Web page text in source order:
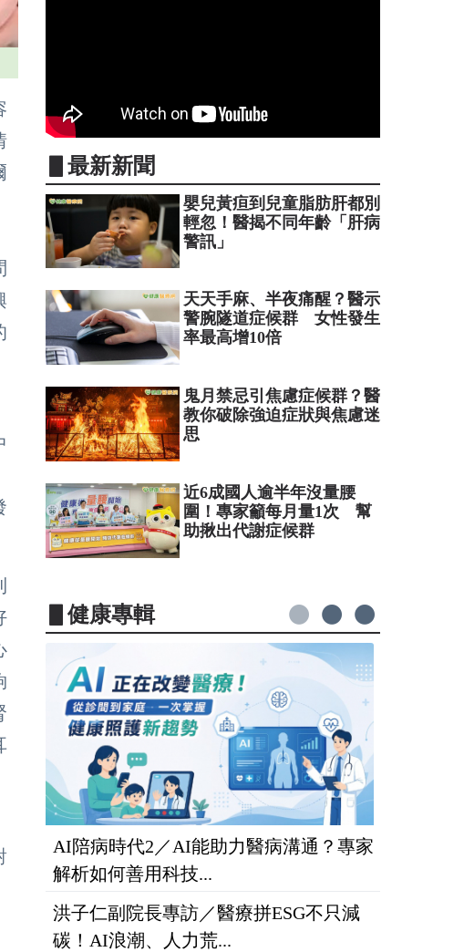
▋最新新聞
嬰兒黃疸到兒童脂肪肝都別
輕忽！醫揭不同年齡「肝病
警訊」
天天手麻、半夜痛醒？醫示
警腕隧道症候群 女性發生
率最高增10倍
鬼月禁忌引焦慮症候群？醫
教你破除強迫症狀與焦慮迷
思
近6成國人逾半年沒量腰
圍！專家籲每月量1次 幫
助揪出代謝症候群
▋健康專輯
AI陪病時代2／AI能助力醫病溝通？專家
解析如何善用科技...
洪子仁副院長專訪／醫療拼ESG不只減
碳！AI浪潮、人力荒...